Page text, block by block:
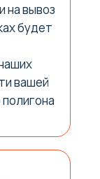
на вывоз
будет
вашей